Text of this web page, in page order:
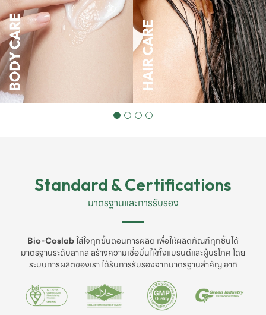
Standard & Certifications
มาตรฐานและการรับรอง
Bio-Coslabใส่ใจทุกขั้นตอนการผลิต เพื่อให้ผลิตภัณฑ์ทุกชิ้นได้
มาตรฐานระดับสากล สร้างความเชื่อมั่นให้ทั้งแบรนด์และผู้บริโภค โดย
ระบบการผลิตของเรา ได้รับการรับรองจากมาตรฐานสำคัญ อาทิ